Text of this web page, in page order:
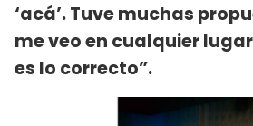
‘acá’. Tuve muchas
me veo en cualquier
es lo correcto”.